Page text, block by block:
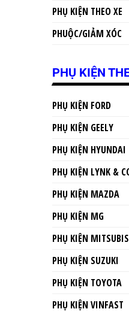
PHỤ KIỆN THEO XE
PHUỘC/GIẢM XÓC
PHỤ KIỆN
PHỤ KIỆN FORD
PHỤ KIỆN GEELY
PHỤ KIỆN HYUNDAI
PHỤ KIỆN LYNK &
PHỤ KIỆN MAZDA
PHỤ KIỆN MG
PHỤ KIỆN
PHỤ KIỆN SUZUKI
PHỤ KIỆN TOYOTA
PHỤ KIỆN VINFAST